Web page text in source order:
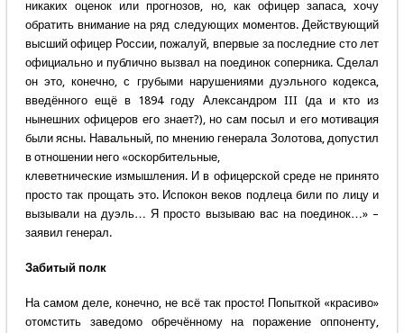
никаких оценок или прогнозов, но, как офицер запаса, хочу
обратить внимание на ряд следующих моментов. Действующий
высший офицер России, пожалуй, впервые за последние сто лет
официально и публично вызвал на поединок соперника. Сделал
он это, конечно, с грубыми нарушениями дуэльного кодекса,
введённого ещё в 1894 году Александром III (да и кто из
нынешних офицеров его знает?), но сам посыл и его мотивация
были ясны. Навальный, по мнению генерала Золотова, допустил
в отношении него «оскорбительные,
клеветнические измышления. И в офицерской среде не принято
просто так прощать это. Испокон веков подлеца били по лицу и
вызывали на дуэль… Я просто вызываю вас на поединок…» –
заявил генерал.
Забитый полк
На самом деле, конечно, не всё так просто! Попыткой «красиво»
отомстить заведомо обречённому на поражение оппоненту,